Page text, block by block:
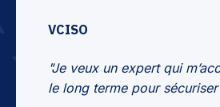
VCISO
"Je veux un expert qui
le long terme pour